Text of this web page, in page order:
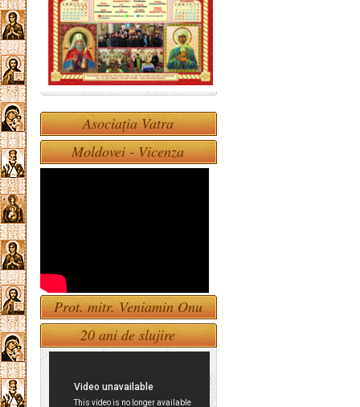
Asociația Vatra
Moldovei - Vicenza
Prot. mitr. Veniamin Onu
20 ani de slujire